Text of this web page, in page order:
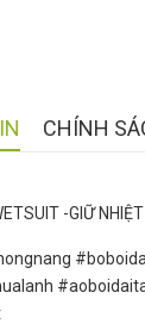
CHÍNH
-GIỮ